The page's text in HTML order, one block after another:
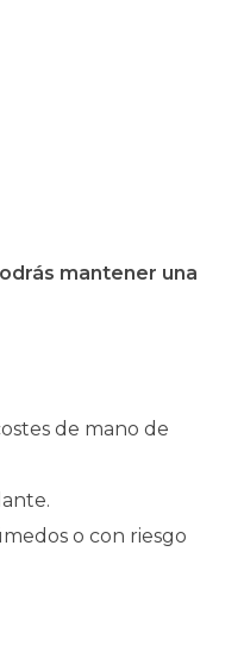
mantener una
de mano de
o con riesgo